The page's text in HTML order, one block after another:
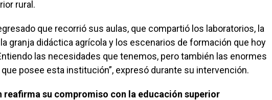
rural.
que recorrió sus aulas, que compartió los laboratorios, la
granja didáctica agrícola y los escenarios de formación que hoy
las necesidades que tenemos, pero también las enormes
posee esta institución”, expresó durante su intervención.
reafirma su compromiso con la educación superior